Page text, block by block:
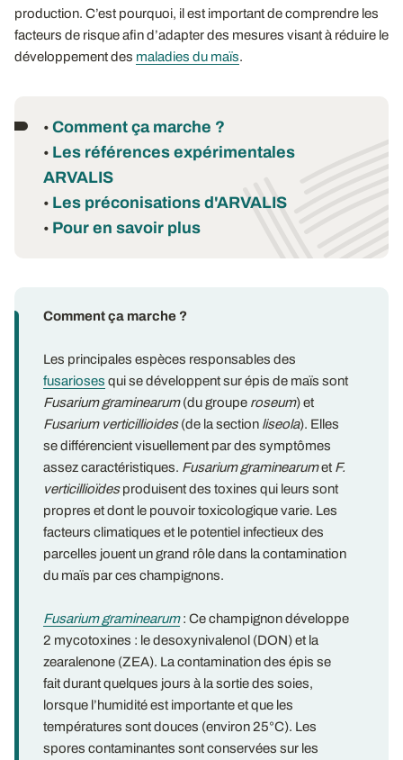
production. C’est pourquoi, il est important de comprendre les
facteurs de risque afin d’adapter des mesures visant à réduire le
développement des maladies du maïs.
• Comment ça marche ?
• Les références expérimentales
ARVALIS
• Les préconisations d'ARVALIS
• Pour en savoir plus
Comment ça marche ?
Les principales espèces responsables des
fusarioses qui se développent sur épis de maïs sont
Fusarium graminearum(du groupe roseum) et
Fusarium verticillioides(de la section liseola). Elles
se différencient visuellement par des symptômes
assez caractéristiques. Fusarium graminearumet F.
verticillioïdesproduisent des toxines qui leurs sont
propres et dont le pouvoir toxicologique varie. Les
facteurs climatiques et le potentiel infectieux des
parcelles jouent un grand rôle dans la contamination
du maïs par ces champignons.
Fusarium graminearum: Ce champignon développe
2 mycotoxines : le desoxynivalenol (DON) et la
zearalenone (ZEA). La contamination des épis se
fait durant quelques jours à la sortie des soies,
lorsque l’humidité est importante et que les
températures sont douces (environ 25°C). Les
spores contaminantes sont conservées sur les